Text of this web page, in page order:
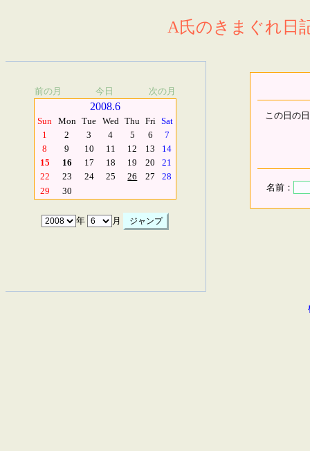
A氏のきまぐれ日
前の月 今日 次の月
2008.6
Sun Mon Tue Wed Thu Fri Sat
1
2 3 4 5 6
7
8
9 10 11 12 13
14
15
16 17 18 19 20
21
22
23 24 25 26 27
28
29
30
年 月
この日の
名前：